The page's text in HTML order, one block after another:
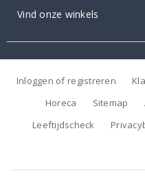
Vind onze winkels
Inloggen of registreren
Horeca
Sitemap
Leeftijdscheck